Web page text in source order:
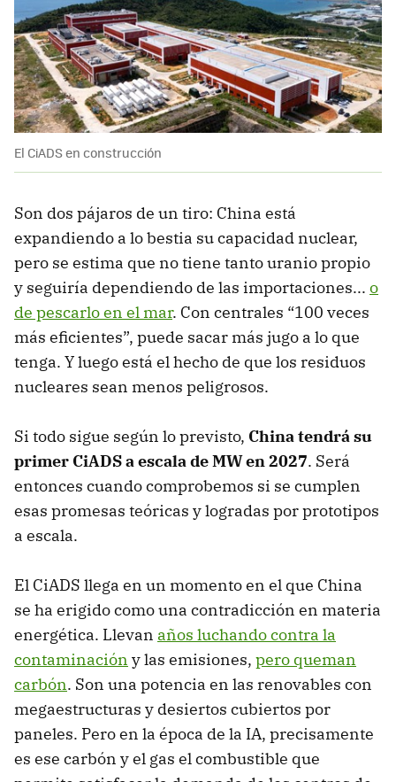
El CiADS en construcción
Son dos pájaros de un tiro: China está
expandiendo a lo bestia su capacidad nuclear,
pero se estima que no tiene tanto uranio propio
y seguiría dependiendo de las importaciones... o
de pescarlo en el mar. Con centrales “100 veces
más eficientes”, puede sacar más jugo a lo que
tenga. Y luego está el hecho de que los residuos
nucleares sean menos peligrosos.
Si todo sigue según lo previsto, China tendrá su
primer CiADS a escala de MW en 2027. Será
entonces cuando comprobemos si se cumplen
esas promesas teóricas y logradas por prototipos
a escala.
El CiADS llega en un momento en el que China
se ha erigido como una contradicción en materia
energética. Llevan años luchando contra la
contaminación y las emisiones, pero queman
carbón. Son una potencia en las renovables con
megaestructuras y desiertos cubiertos por
paneles. Pero en la época de la IA, precisamente
es ese carbón y el gas el combustible que